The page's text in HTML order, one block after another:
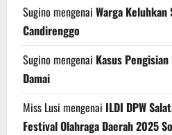
Sugino mengenai Warga Keluhkan
Candirenggo
Sugino mengenai Kasus
Damai
Miss Lusi mengenai ILDI DPW
Festival Olahraga Daerah 2025